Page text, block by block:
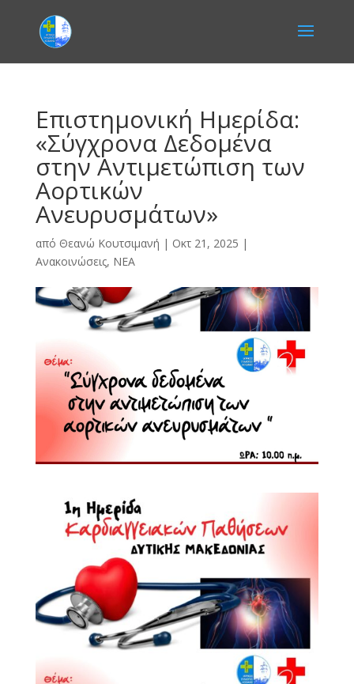
Επιστημονική Ημερίδα:
«Σύγχρονα Δεδομένα
στην Αντιμετώπιση των
Αορτικών
Ανευρυσμάτων»
από Θεανώ Κουτσιμανή | Οκτ 21, 2025 |
Ανακοινώσεις, ΝΕΑ